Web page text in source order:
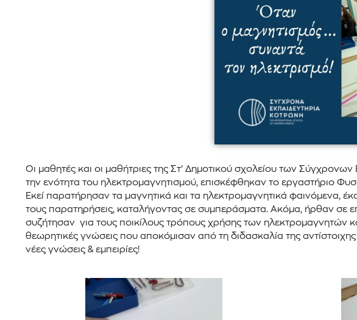
Οι μαθητές και οι μαθήτριες της Στ’ Δημοτικού σχολείου των
την ενότητα του ηλεκτρομαγνητισμού, επισκέφθηκαν το εργαστήριο
Εκεί παρατήρησαν τα μαγνητικά και τα ηλεκτρομαγνητικά φαινόμενα,
τους παρατηρήσεις, καταλήγοντας σε συμπεράσματα. Ακόμα, ήρθαν σε
συζήτησαν για τους ποικίλους τρόπους χρήσης των ηλεκτρομαγνητών
θεωρητικές γνώσεις που αποκόμισαν από τη διδασκαλία της
νέες γνώσεις & εμπειρίες!